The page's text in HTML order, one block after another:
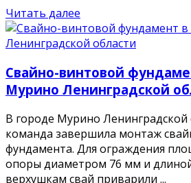
Читать далее
Свайно-винтовой
Мурино Ленинградской
В городе Мурино Ленинградской
команда завершила монтаж
фундамента. Для ограждения
опоры диаметром 76 мм и
верхушкам свай приварили ...